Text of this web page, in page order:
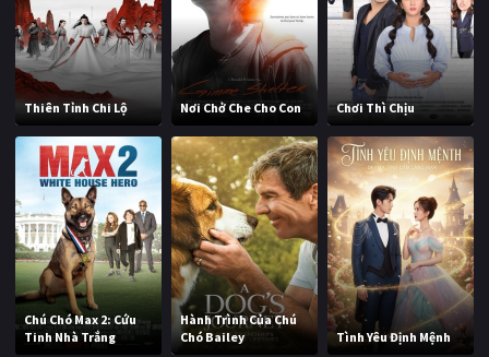
Thiên Tỉnh Chi Lộ Nơi Chở Che Cho Con Chơi Thì Chịu
Chú Chó Max 2: Cứu
Tinh Nhà Trắng
Hành Trình Của Chú
Chó Bailey
Tình Yêu Định Mệnh